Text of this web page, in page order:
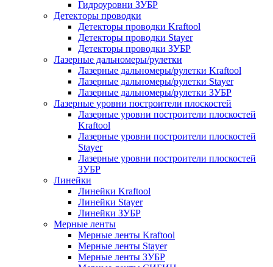
Гидроуровни ЗУБР
Детекторы проводки
Детекторы проводки Kraftool
Детекторы проводки Stayer
Детекторы проводки ЗУБР
Лазерные дальномеры/рулетки
Лазерные дальномеры/рулетки Kraftool
Лазерные дальномеры/рулетки Stayer
Лазерные дальномеры/рулетки ЗУБР
Лазерные уровни построители плоскостей
Лазерные уровни построители плоскостей
Kraftool
Лазерные уровни построители плоскостей
Stayer
Лазерные уровни построители плоскостей
ЗУБР
Линейки
Линейки Kraftool
Линейки Stayer
Линейки ЗУБР
Мерные ленты
Мерные ленты Kraftool
Мерные ленты Stayer
Мерные ленты ЗУБР